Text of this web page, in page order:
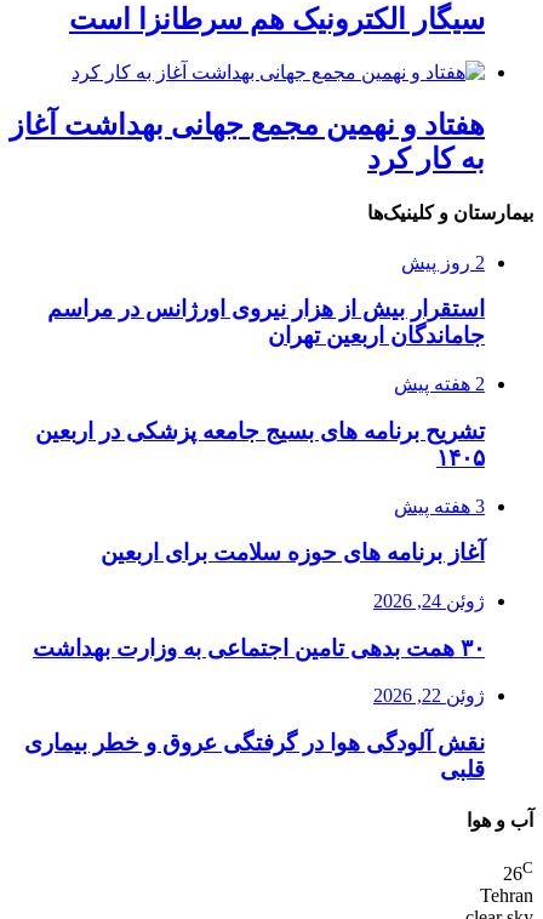
سیگار الکترونیک هم سرطانزا است
هفتاد و نهمین مجمع جهانی بهداشت آغاز
به کار کرد
بیمارستان و کلینیک‌ها
2 روز پیش
استقرار بیش از هزار نیروی اورژانس در مراسم
جاماندگان اربعین تهران
2 هفته پیش
تشریح برنامه های بسیج جامعه پزشکی در اربعین
۱۴۰۵
3 هفته پیش
آغاز برنامه های حوزه سلامت برای اربعین
ژوئن 24, 2026
۳۰ همت بدهی تامین اجتماعی به وزارت بهداشت
ژوئن 22, 2026
نقش آلودگی هوا در گرفتگی عروق و خطر بیماری
قلبی
آب و هوا
26C
Tehran